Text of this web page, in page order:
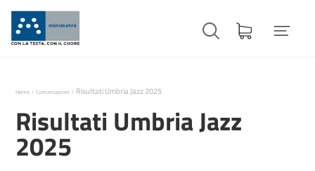
Home Comunicazioni Risultati Umbria Jazz 2025
Risultati Umbria Jazz
2025